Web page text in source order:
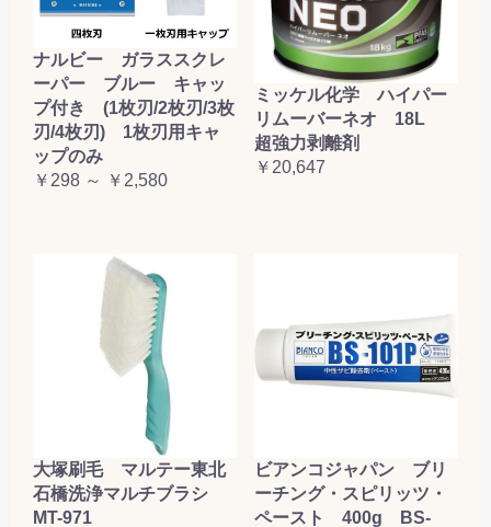
ナルビー ガラススクレ
ーパー ブルー キャッ
プ付き (1枚刃/2枚刃/3枚
刃/4枚刃) 1枚刃用キャ
ップのみ
￥298 ～ ￥2,580
ミッケル化学 ハイパー
リムーバーネオ 18L
超強力剥離剤
￥20,647
大塚刷毛 マルテー東北
石橋洗浄マルチブラシ
MT-971
ビアンコジャパン ブリ
ーチング・スピリッツ・
ペースト 400g BS-